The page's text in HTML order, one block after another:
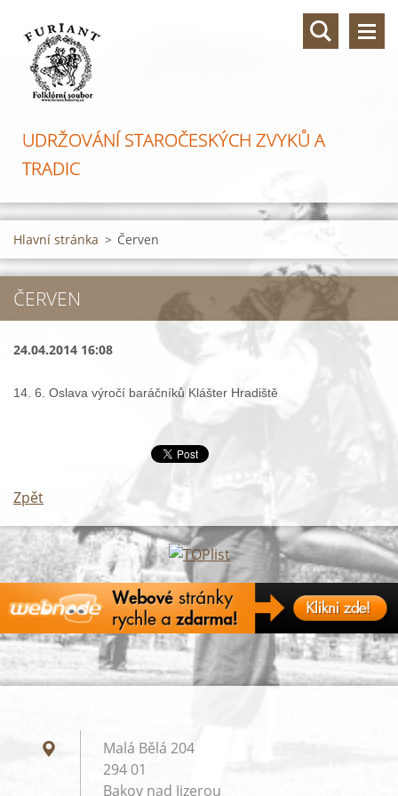
UDRŽOVÁNÍ STAROČESKÝCH ZVYKŮ A
TRADIC
Hlavní stránka > Červen
ČERVEN
24.04.2014 16:08
14. 6. Oslava výročí baráčníků Klášter Hradiště
Zpět
Malá Bělá 204
294 01
Bakov nad Jizerou